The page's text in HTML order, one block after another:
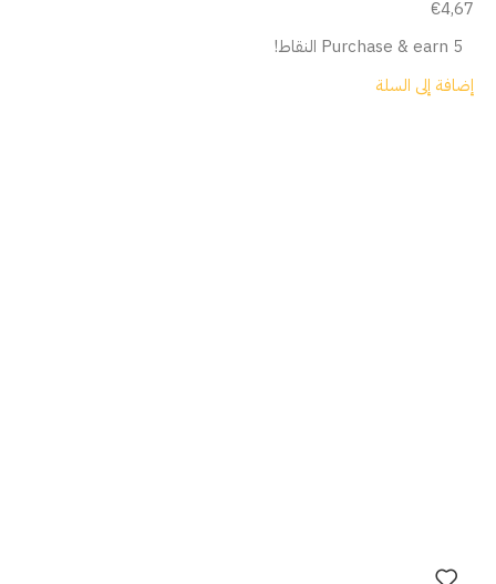
€4,67
Purchase & earn 5 النقاط!
إضافة إلى السلة